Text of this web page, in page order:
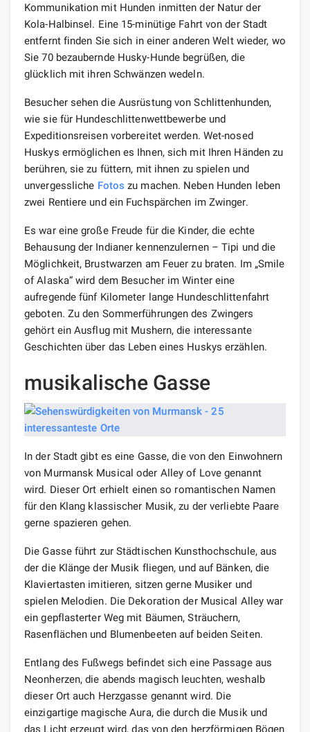
Kommunikation mit Hunden inmitten der Natur der
Kola-Halbinsel. Eine 15-minütige Fahrt von der Stadt
entfernt finden Sie sich in einer anderen Welt wieder, wo
Sie 70 bezaubernde Husky-Hunde begrüßen, die
glücklich mit ihren Schwänzen wedeln.
Besucher sehen die Ausrüstung von Schlittenhunden,
wie sie für Hundeschlittenwettbewerbe und
Expeditionsreisen vorbereitet werden. Wet-nosed
Huskys ermöglichen es Ihnen, sich mit Ihren Händen zu
berühren, sie zu füttern, mit ihnen zu spielen und
unvergessliche Fotos zu machen. Neben Hunden leben
zwei Rentiere und ein Fuchspärchen im Zwinger.
Es war eine große Freude für die Kinder, die echte
Behausung der Indianer kennenzulernen – Tipi und die
Möglichkeit, Brustwarzen am Feuer zu braten. Im „Smile
of Alaska“ wird dem Besucher im Winter eine
aufregende fünf Kilometer lange Hundeschlittenfahrt
geboten. Zu den Sommerführungen des Zwingers
gehört ein Ausflug mit Mushern, die interessante
Geschichten über das Leben eines Huskys erzählen.
musikalische Gasse
In der Stadt gibt es eine Gasse, die von den Einwohnern
von Murmansk Musical oder Alley of Love genannt
wird. Dieser Ort erhielt einen so romantischen Namen
für den Klang klassischer Musik, zu der verliebte Paare
gerne spazieren gehen.
Die Gasse führt zur Städtischen Kunsthochschule, aus
der die Klänge der Musik fliegen, und auf Bänken, die
Klaviertasten imitieren, sitzen gerne Musiker und
spielen Melodien. Die Dekoration der Musical Alley war
ein gepflasterter Weg mit Bäumen, Sträuchern,
Rasenflächen und Blumenbeeten auf beiden Seiten.
Entlang des Fußwegs befindet sich eine Passage aus
Neonherzen, die abends magisch leuchten, weshalb
dieser Ort auch Herzgasse genannt wird. Die
einzigartige magische Aura, die durch die Musik und
das Licht erzeugt wird, das von den herzförmigen Bögen